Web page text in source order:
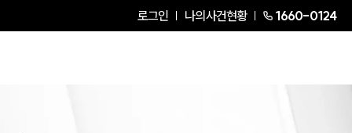
로그인 나의사건현황 1660-0124